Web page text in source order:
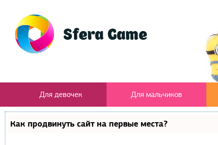
Для девочек Для мальчиков
Как продвинуть сайт на первые места?